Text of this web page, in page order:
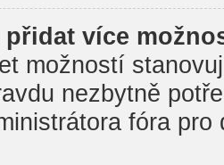
přidat více
možností
nezbytně
fóra pro